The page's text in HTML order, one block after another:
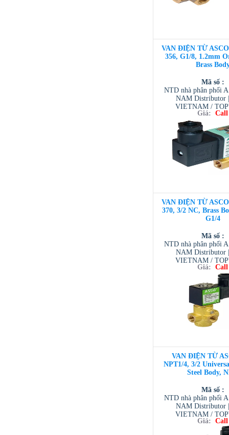
VAN ĐIỆN TỪ ASCO
356, G1/8, 1.2mm
Brass
Mã số :
NTD nhà phân phối
NAM Distributor
VIETNAM /
VIETNAM /
/ TESCOM
Giá: Call
VAN ĐIỆN TỪ ASCO
370, 3/2 NC, Brass
G1/4
Mã số :
NTD nhà phân phối
NAM Distributor
VIETNAM /
VIETNAM /
/ TESCOM
Giá: Call
VAN ĐIỆN TỪ
NPT1/4, 3/2
Steel Body,
Mã số :
NTD nhà phân phối
NAM Distributor
VIETNAM /
VIETNAM /
/ TESCOM
Giá: Call